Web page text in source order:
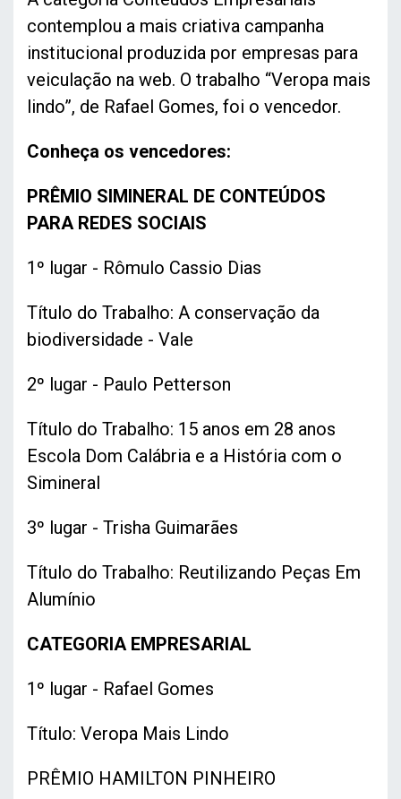
contemplou a mais criativa campanha
institucional produzida por empresas para
veiculação na web. O trabalho “Veropa mais
lindo”, de Rafael Gomes, foi o vencedor.
Conheça os vencedores:
PRÊMIO SIMINERAL DE CONTEÚDOS
PARA REDES SOCIAIS
1º lugar - Rômulo Cassio Dias
Título do Trabalho: A conservação da
biodiversidade - Vale
2º lugar - Paulo Petterson
Título do Trabalho: 15 anos em 28 anos
Escola Dom Calábria e a História com o
Simineral
3º lugar - Trisha Guimarães
Título do Trabalho: Reutilizando Peças Em
Alumínio
CATEGORIA EMPRESARIAL
1º lugar - Rafael Gomes
Título: Veropa Mais Lindo
PRÊMIO HAMILTON PINHEIRO